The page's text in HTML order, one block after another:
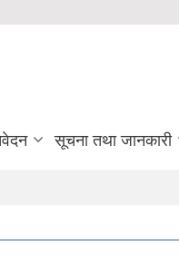
सूचना तथा जानकारी